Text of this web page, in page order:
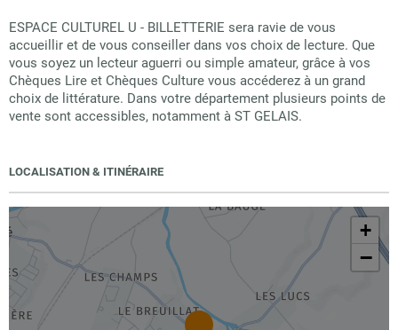
ESPACE CULTUREL U - BILLETTERIE sera ravie de vous
accueillir et de vous conseiller dans vos choix de lecture. Que
vous soyez un lecteur aguerri ou simple amateur, grâce à vos
Chèques Lire et Chèques Culture vous accéderez à un grand
choix de littérature. Dans votre département plusieurs points de
vente sont accessibles, notamment à ST GELAIS.
LOCALISATION & ITINÉRAIRE
+
−